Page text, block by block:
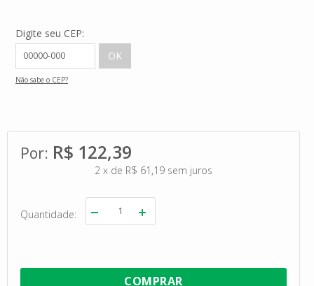
Digite seu CEP:
Não sabe o CEP?
R$ 122,39
2 x de R$ 61,19 sem juros
Quantidade